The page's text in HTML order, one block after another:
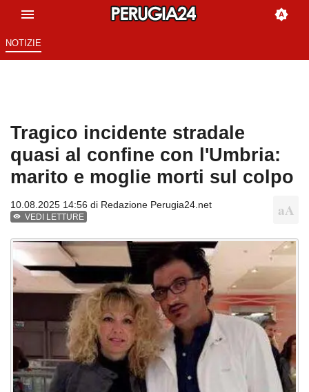
NOTIZIE
Tragico incidente stradale
quasi al confine con l'Umbria:
marito e moglie morti sul colpo
10.08.2025 14:56 di Redazione Perugia24.net
VEDI LETTURE